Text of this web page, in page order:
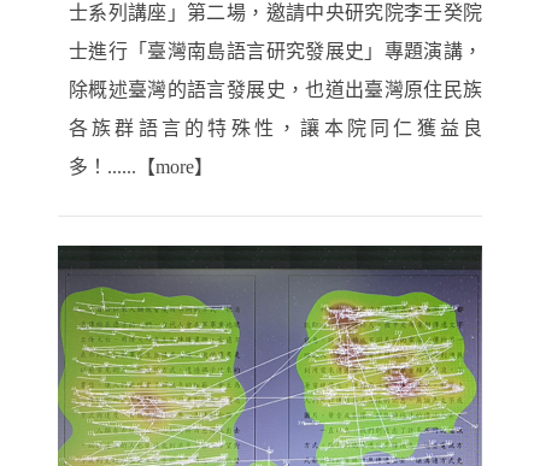
士系列講座」第二場，邀請中央研究院李壬癸院
士進行「臺灣南島語言研究發展史」專題演講，
除概述臺灣的語言發展史，也道出臺灣原住民族
各族群語言的特殊性，讓本院同仁獲益良
多！......【more】